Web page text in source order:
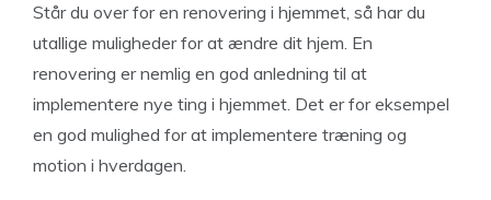
Står du over for en renovering i hjemmet, så har du
utallige muligheder for at ændre dit hjem. En
renovering er nemlig en god anledning til at
implementere nye ting i hjemmet. Det er for eksempel
en god mulighed for at implementere træning og
motion i hverdagen.